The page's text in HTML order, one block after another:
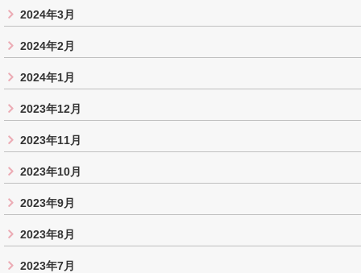
2024年3月
2024年2月
2024年1月
2023年12月
2023年11月
2023年10月
2023年9月
2023年8月
2023年7月